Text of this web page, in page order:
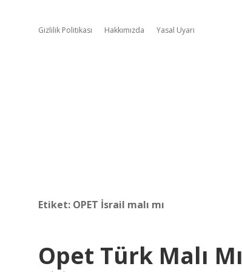
Gizlilik Politikası Hakkımızda Yasal Uyarı
Etiket: OPET İsrail malı mı
Opet Türk Malı Mı